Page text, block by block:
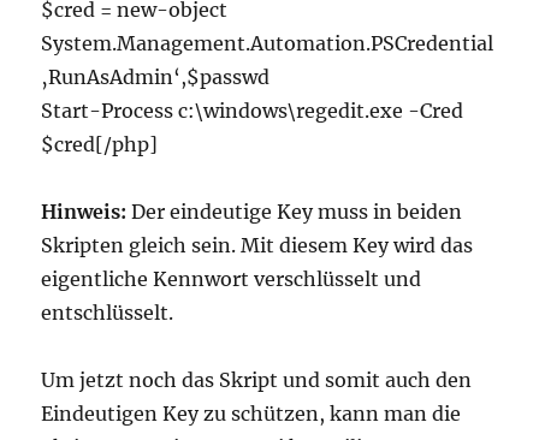
$cred = new-object
System.Management.Automation.PSCredential
‚RunAsAdmin‘,$passwd
Start-Process c:\windows\regedit.exe -Cred
$cred[/php]
Hinweis: Der eindeutige Key muss in beiden
Skripten gleich sein. Mit diesem Key wird das
eigentliche Kennwort verschlüsselt und
entschlüsselt.
Um jetzt noch das Skript und somit auch den
Eindeutigen Key zu schützen, kann man die